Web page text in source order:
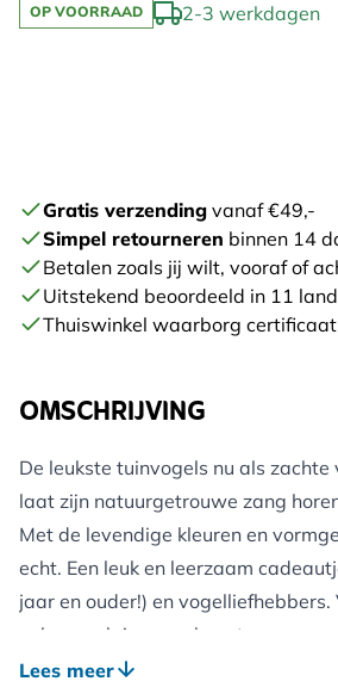
OP VOORRAAD 2-3 werkdagen
Gratis verzending vanaf €49,-
Simpel retourneren binnen 14
Betalen zoals jij wilt, vooraf of
Uitstekend beoordeeld in 11
Thuiswinkel waarborg certificaat
OMSCHRIJVING
De leukste tuinvogels nu als zachte
laat zijn natuurgetrouwe zang
Met de levendige kleuren en
echt. Een leuk en leerzaam
jaar en ouder!) en
vele populaire vogelsoorten.
De vogelknuffels zijn gemaakt van
Lees meer